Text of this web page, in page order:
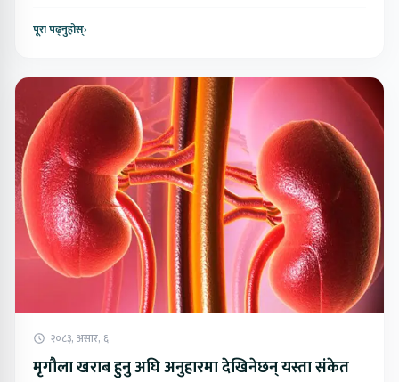
पूरा पढ्नुहोस्›
२०८३, असार, ६
मृगौला खराब हुनु अघि अनुहारमा देखिनेछन् यस्ता संकेत